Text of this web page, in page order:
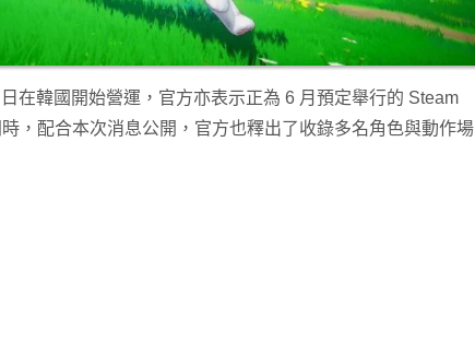
在韓國開始營運，官方亦表示正為 6 月預定舉行的 Steam
，配合本次消息公開，官方也釋出了收錄多名角色與動作場